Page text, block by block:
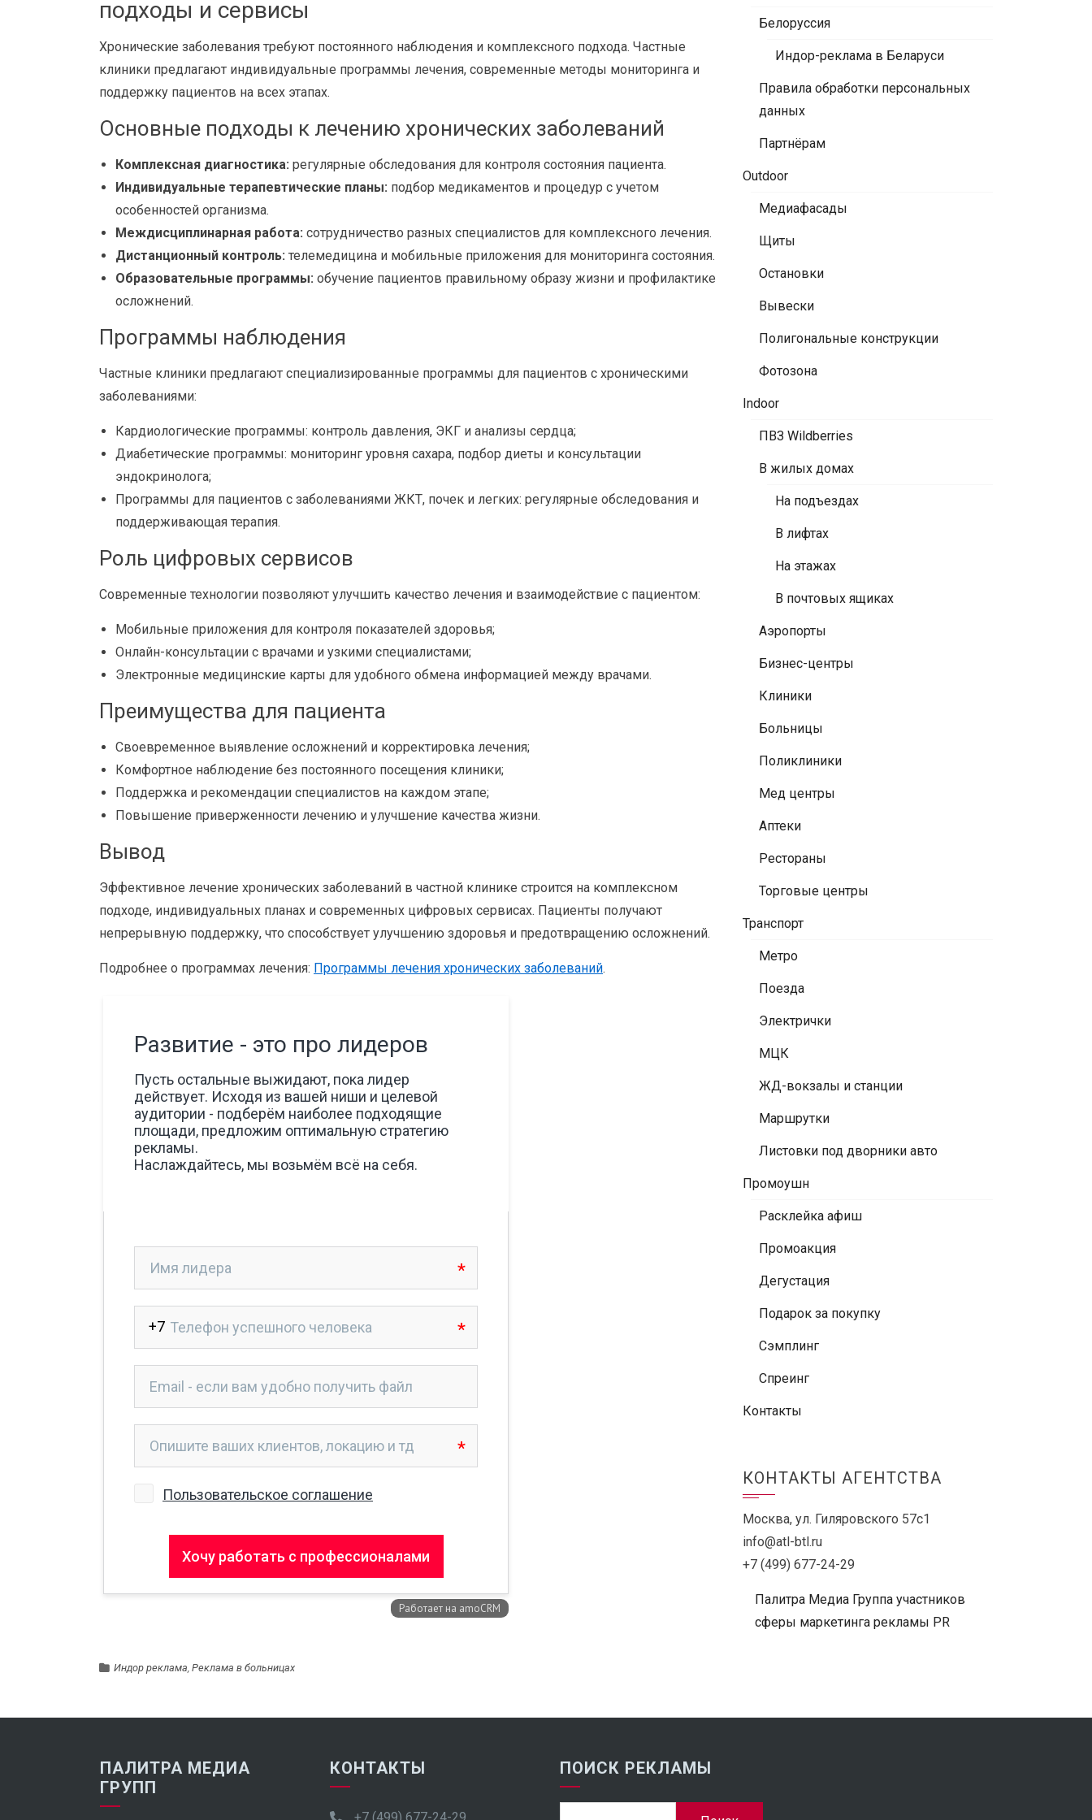
подходы и сервисы
Хронические заболевания требуют постоянного наблюдения и комплексного подхода. Частные
клиники предлагают индивидуальные программы лечения, современные методы мониторинга и
поддержку пациентов на всех этапах.
Основные подходы к лечению хронических заболеваний
Комплексная диагностика: регулярные обследования для контроля состояния пациента.
Индивидуальные терапевтические планы: подбор медикаментов и процедур с учетом
особенностей организма.
Междисциплинарная работа: сотрудничество разных специалистов для комплексного лечения.
Дистанционный контроль: телемедицина и мобильные приложения для мониторинга состояния.
Образовательные программы: обучение пациентов правильному образу жизни и профилактике
осложнений.
Программы наблюдения
Частные клиники предлагают специализированные программы для пациентов с хроническими
заболеваниями:
Кардиологические программы: контроль давления, ЭКГ и анализы сердца;
Диабетические программы: мониторинг уровня сахара, подбор диеты и консультации
эндокринолога;
Программы для пациентов с заболеваниями ЖКТ, почек и легких: регулярные обследования и
поддерживающая терапия.
Роль цифровых сервисов
Современные технологии позволяют улучшить качество лечения и взаимодействие с пациентом:
Мобильные приложения для контроля показателей здоровья;
Онлайн-консультации с врачами и узкими специалистами;
Электронные медицинские карты для удобного обмена информацией между врачами.
Преимущества для пациента
Своевременное выявление осложнений и корректировка лечения;
Комфортное наблюдение без постоянного посещения клиники;
Поддержка и рекомендации специалистов на каждом этапе;
Повышение приверженности лечению и улучшение качества жизни.
Вывод
Эффективное лечение хронических заболеваний в частной клинике строится на комплексном
подходе, индивидуальных планах и современных цифровых сервисах. Пациенты получают
непрерывную поддержку, что способствует улучшению здоровья и предотвращению осложнений.
Подробнее о программах лечения: Программы лечения хронических заболеваний.
Индор реклама, Реклама в больницах
Белоруссия
Индор-реклама в Беларуси
Правила обработки персональных
данных
Партнёрам
Outdoor
Медиафасады
Щиты
Остановки
Вывески
Полигональные конструкции
Фотозона
Indoor
ПВЗ Wildberries
В жилых домах
На подъездах
В лифтах
На этажах
В почтовых ящиках
Аэропорты
Бизнес-центры
Клиники
Больницы
Поликлиники
Мед центры
Аптеки
Рестораны
Торговые центры
Транспорт
Метро
Поезда
Электрички
МЦК
ЖД-вокзалы и станции
Маршрутки
Листовки под дворники авто
Промоушн
Расклейка афиш
Промоакция
Дегустация
Подарок за покупку
Сэмплинг
Спреинг
Контакты
КОНТАКТЫ АГЕНТСТВА
Москва, ул. Гиляровского 57с1
info@atl-btl.ru
+7 (499) 677-24-29
Палитра Медиа Группа участников
сферы маркетинга рекламы PR
ПАЛИТРА МЕДИА
ГРУПП
КОНТАКТЫ ПОИСК РЕКЛАМЫ